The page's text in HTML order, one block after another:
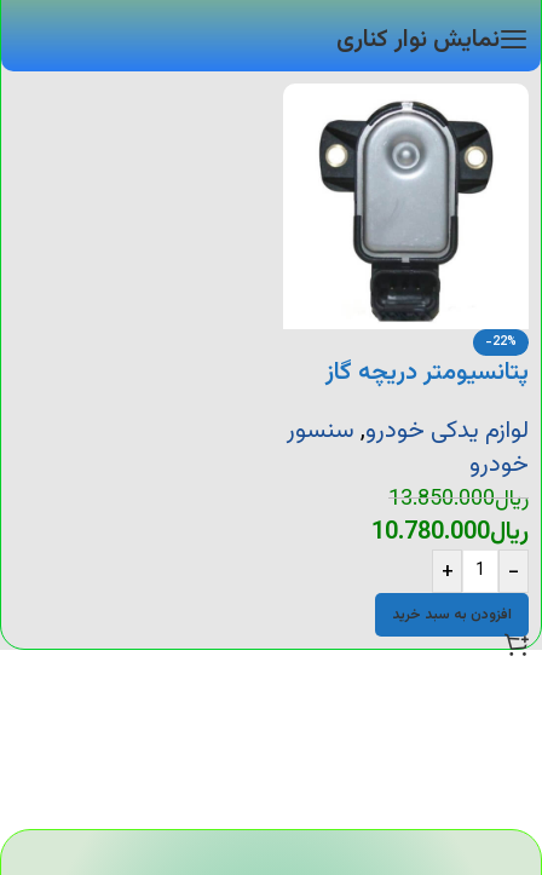
نمایش نوار کناری
-22%
پتانسیومتر دریچه گاز
لوازم یدکی خودرو,سنسور
خودرو
ریال13.850.000
ریال10.780.000
-
+
افزودن به سبد خرید